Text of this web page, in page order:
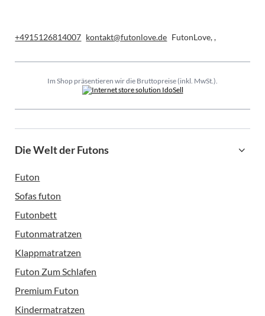
+4915126814007 kontakt@futonlove.de FutonLove,,
Im Shop präsentieren wir die Bruttopreise (inkl. MwSt.).
Die Welt der Futons
Futon
Sofas futon
Futonbett
Futonmatratzen
Klappmatratzen
Futon Zum Schlafen
Premium Futon
Kindermatratzen